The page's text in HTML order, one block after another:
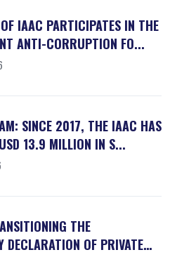
IAAC PARTICIPATES IN THE
ANTI-CORRUPTION FO...
SINCE 2017, THE IAAC HAS
13.9 MILLION IN S...
THE
DECLARATION OF PRIVATE